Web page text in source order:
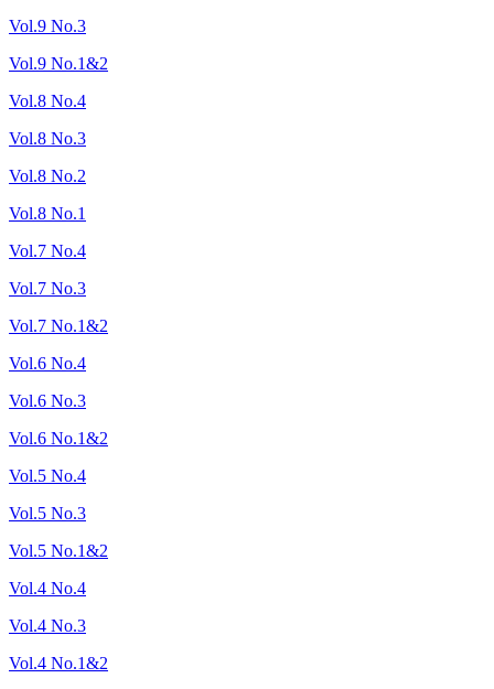
Vol.9 No.3
Vol.9 No.1&2
Vol.8 No.4
Vol.8 No.3
Vol.8 No.2
Vol.8 No.1
Vol.7 No.4
Vol.7 No.3
Vol.7 No.1&2
Vol.6 No.4
Vol.6 No.3
Vol.6 No.1&2
Vol.5 No.4
Vol.5 No.3
Vol.5 No.1&2
Vol.4 No.4
Vol.4 No.3
Vol.4 No.1&2